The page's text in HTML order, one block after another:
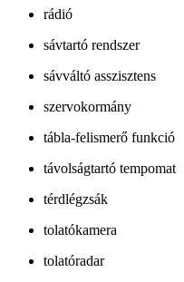
rádió
sávtartó rendszer
sávváltó asszisztens
szervokormány
tábla-felismerő funkció
távolságtartó tempomat
térdlégzsák
tolatókamera
tolatóradar